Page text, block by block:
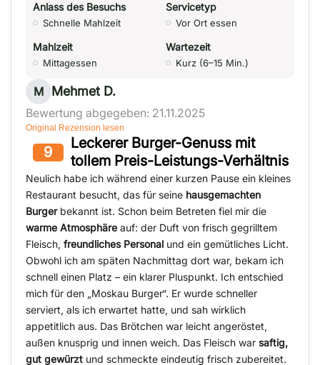
Anlass des Besuchs
Schnelle Mahlzeit
Servicetyp
Vor Ort essen
Mahlzeit
Mittagessen
Wartezeit
Kurz (6–15 Min.)
M Mehmet D.
Bewertung abgegeben: 21.11.2025
Original Rezension lesen
9
Leckerer Burger-Genuss mit
tollem Preis-Leistungs-Verhältnis
Neulich habe ich während einer kurzen Pause ein kleines
Restaurant besucht, das für seine hausgemachten
Burgerbekannt ist. Schon beim Betreten fiel mir die
warme Atmosphäre auf: der Duft von frisch gegrilltem
Fleisch, freundliches Personal und ein gemütliches Licht.
Obwohl ich am späten Nachmittag dort war, bekam ich
schnell einen Platz – ein klarer Pluspunkt. Ich entschied
mich für den „Moskau Burger“. Er wurde schneller
serviert, als ich erwartet hatte, und sah wirklich
appetitlich aus. Das Brötchen war leicht angeröstet,
außen knusprig und innen weich. Das Fleisch war saftig,
gut gewürzt und schmeckte eindeutig frisch zubereitet.